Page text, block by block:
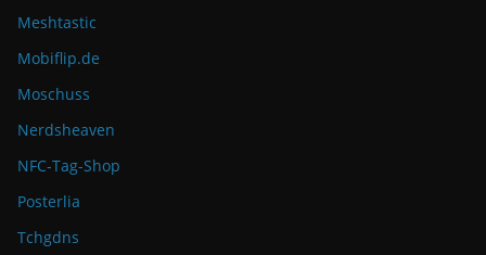
Meshtastic
Mobiflip.de
Moschuss
Nerdsheaven
NFC-Tag-Shop
Posterlia
Tchgdns